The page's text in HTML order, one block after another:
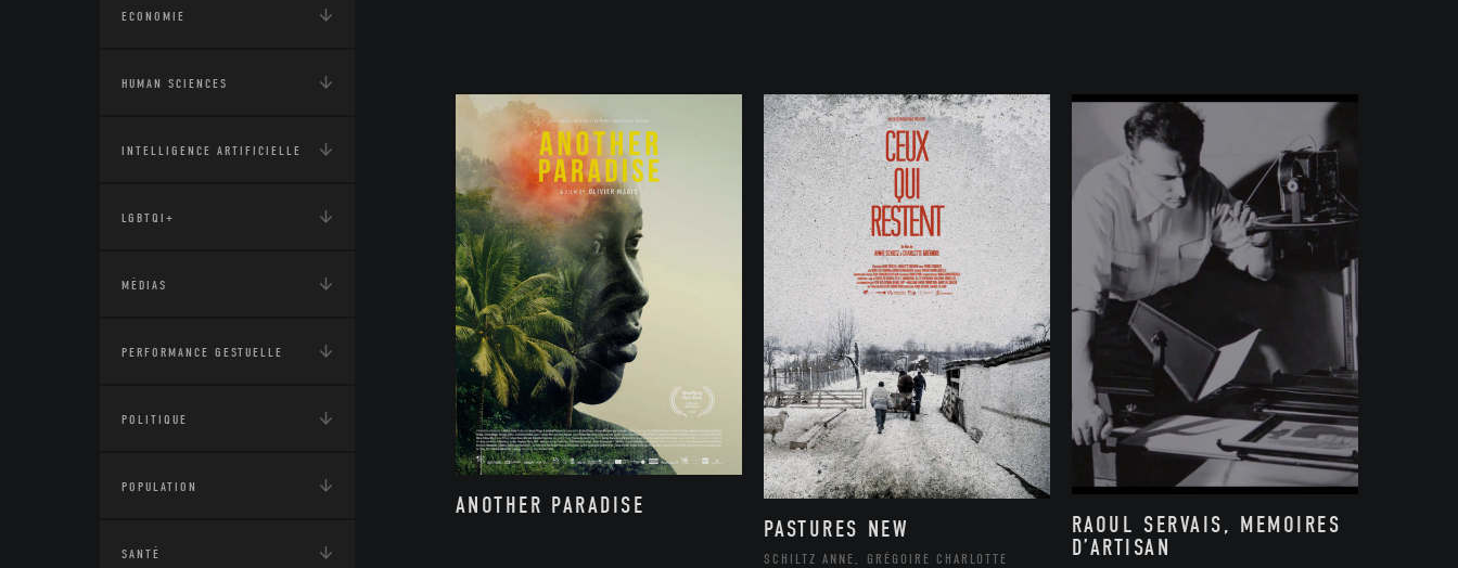
ECONOMIE
HUMAN SCIENCES
INTELLIGENCE ARTIFICIELLE
LGBTQI+
MÉDIAS
PERFORMANCE GESTUELLE
POLITIQUE
POPULATION
SANTÉ
ANOTHER PARADISE
PASTURES NEW
SCHILTZ ANNE, GRÉGOIRE CHARLOTTE
RAOUL SERVAIS, MEMOIRES
D’ARTISAN